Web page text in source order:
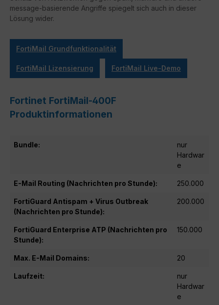
message-basierende Angriffe spiegelt sich auch in dieser
Lösung wider.
FortiMail Grundfunktionalität
FortiMail Lizensierung FortiMail Live-Demo
Fortinet FortiMail-400F
Produktinformationen
Bundle:
nur
Hardwar
e
E-Mail Routing (Nachrichten pro Stunde): 250.000
FortiGuard Antispam + Virus Outbreak
(Nachrichten pro Stunde):
200.000
FortiGuard Enterprise ATP (Nachrichten pro
Stunde):
150.000
Max. E-Mail Domains: 20
Laufzeit:
nur
Hardwar
e